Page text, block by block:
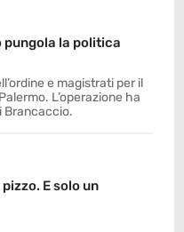
pungola la politica
e magistrati per il
L’operazione ha
Brancaccio.
E solo un